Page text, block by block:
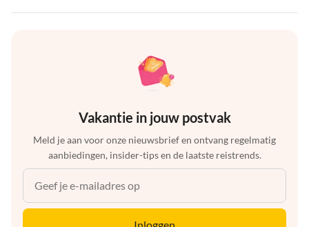
Vakantie in jouw postvak
Meld je aan voor onze nieuwsbrief en ontvang regelmatig
aanbiedingen, insider-tips en de laatste reistrends.
Inloggen